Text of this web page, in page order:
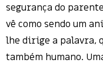
segurança do
vê como sendo um
lhe dirige a palavra,
também humano.